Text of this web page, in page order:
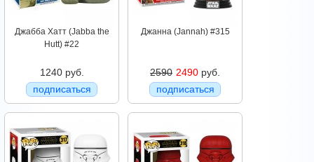
Джабба Хатт (Jabba the
Hutt) #22
1240 руб.
подписаться
Джанна (Jannah) #315
2590 2490 руб.
подписаться